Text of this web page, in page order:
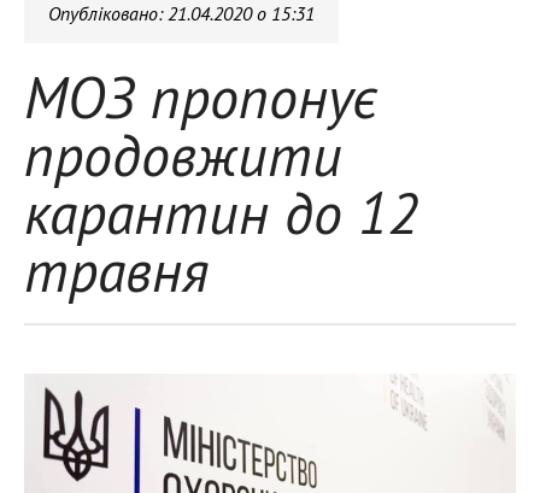
Опубліковано:21.04.2020 о 15:31
МОЗ пропонує
продовжити
карантин до 12
травня